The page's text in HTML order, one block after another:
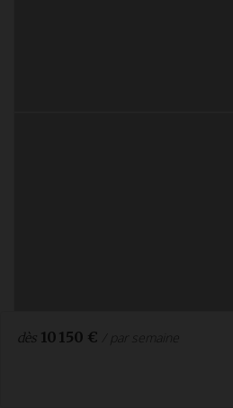
dès 10 150 € / par semaine